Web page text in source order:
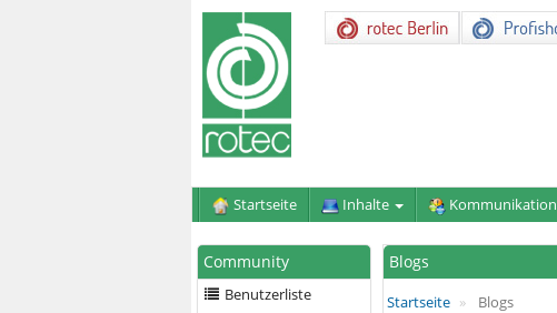
Startseite Inhalte Kommunikation
Community
Benutzerliste
Blogs
Startseite Blogs